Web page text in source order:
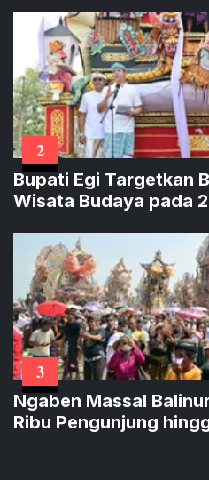
2
Bupati Egi Targetkan
Wisata Budaya pada
3
Ngaben Massal
Ribu Pengunjung